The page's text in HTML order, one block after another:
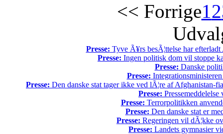
<< Forrige12
Presse: Tyve Ã¥rs besÃ¦ttelse har
Presse: Ingen politisk dom vil stoppe
Presse: Danske
Presse:
Presse: Den danske stat tager ikke ved lÃ¦re af Afghanistan-
Presse:
Presse: Terrorpolitikken
Presse: Den danske stat er
Presse: Regeringen vil dÃ¦kke
Presse: Landets gymnasier